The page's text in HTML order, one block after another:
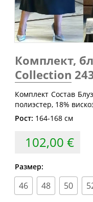
Размер
40
42
44
46
52
56
58
Комплект,
Collection
Комплект Состав
полиэстер, 18%
Рост: 164-168 см
102,00 €
Размер:
46 48 50